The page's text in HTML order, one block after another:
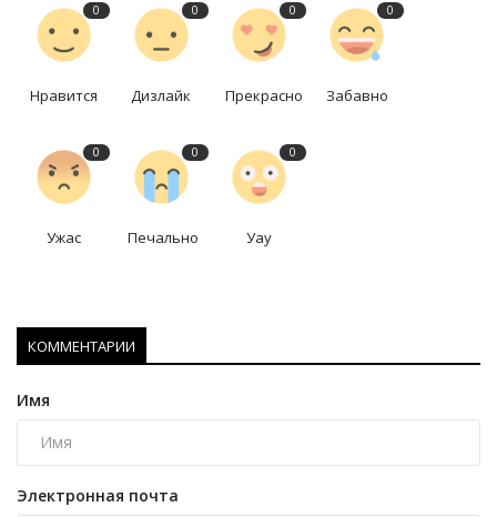
0
Нравится
0
Дизлайк
0
Прекрасно
0
Забавно
0
Ужас
0
Печально
0
Уау
КОММЕНТАРИИ
Имя
Электронная почта